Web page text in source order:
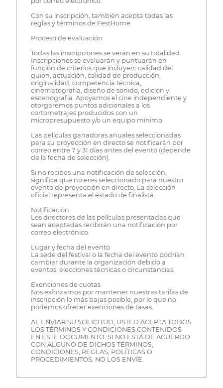
Con su inscripción, también acepta todas las
reglas y términos de FestHome.
Proceso de evaluación
Todas las inscripciones se verán en su totalidad.
Inscripciones se evaluarán y puntuarán en
función de criterios que incluyen: calidad del
guion, actuación, calidad de producción,
originalidad, competencia técnica,
cinematografía, diseño de sonido, edición y
escenografía. Apoyamos el cine independiente y
otorgaremos puntos adicionales a los
cortometrajes producidos con un
micropresupuesto y/o un equipo mínimo.
Las películas ganadoras anuales seleccionadas
para su proyección en directo se notificarán por
correo entre 7 y 31 días antes del evento (depende
de la fecha de selección).
Si no recibes una notificación de selección,
significa que no eres seleccionado para nuestro
evento de proyección en directo. La selección
oficial representa el estado de finalista.
Notificación
Los directores de las películas presentadas que
sean aceptadas recibirán una notificación por
correo electrónico.
Lugar y fecha del evento
La sede del festival o la fecha del evento podrían
cambiar durante la organización debido a
eventos, elecciones técnicas o circunstancias.
Exenciones de cuotas
Nos esforzamos por mantener nuestras tarifas de
inscripción lo más bajas posible, por lo que no
podemos ofrecer exenciones de tasas.
AL ENVIAR SU SOLICITUD, USTED ACEPTA TODOS
LOS TÉRMINOS Y CONDICIONES CONTENIDOS
EN ESTE DOCUMENTO. SI NO ESTÁ DE ACUERDO
CON ALGUNO DE DICHOS TÉRMINOS,
CONDICIONES, REGLAS, POLÍTICAS O
PROCEDIMIENTOS, NO LOS ENVÍE.